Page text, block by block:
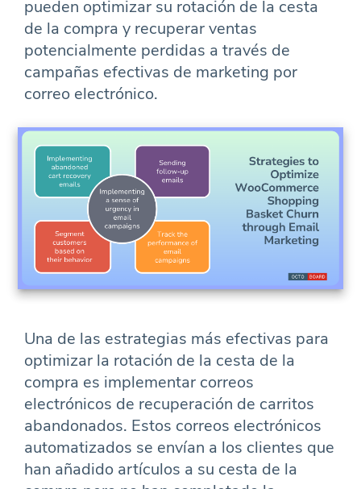
pueden optimizar su rotación de la cesta
de la compra y recuperar ventas
potencialmente perdidas a través de
campañas efectivas de marketing por
correo electrónico.
Una de las estrategias más efectivas para
optimizar la rotación de la cesta de la
compra es implementar correos
electrónicos de recuperación de carritos
abandonados. Estos correos electrónicos
automatizados se envían a los clientes que
han añadido artículos a su cesta de la